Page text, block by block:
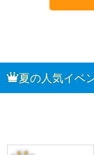
夏の人気イベ